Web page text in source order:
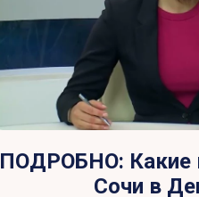
ПОДРОБНО: Какие
Сочи в